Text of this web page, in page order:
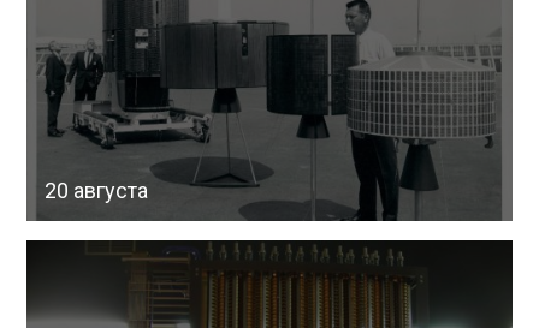
20 августа